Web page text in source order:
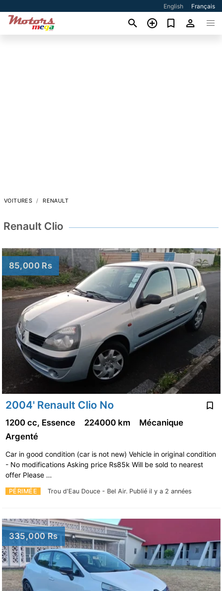
English Français
VOITURES RENAULT
Renault Clio
85,000 Rs
2004' Renault Clio No
PÉRIMÉE Trou d'Eau Douce - Bel Air. Publié il y a 2 années
1200 cc, Essence 224000 km
Mécanique
Argenté
Car in good condition (car is not new) Vehicle in original condition
- No modifications Asking price Rs85k Will be sold to nearest
offer Please …
335,000 Rs